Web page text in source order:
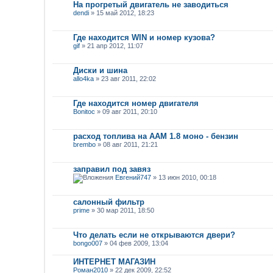
На прогретый двигатель не заводиться
dendi » 15 май 2012, 18:23
Где находится WIN и номер кузова?
gif » 21 апр 2012, 11:07
Диски и шина
allo4ka » 23 авг 2011, 22:02
Где находится номер двигателя
Bonitoc » 09 авг 2011, 20:10
расход топлива на ААМ 1.8 моно - бензин
brembo » 08 авг 2011, 21:21
заправил под завяз
Евгений747 » 13 июн 2010, 00:18
салонный фильтр
prime » 30 мар 2011, 18:50
Что делать если не открываются двери?
bongo007 » 04 фев 2009, 13:04
ИНТЕРНЕТ МАГАЗИН
Роман2010 » 22 дек 2009, 22:52